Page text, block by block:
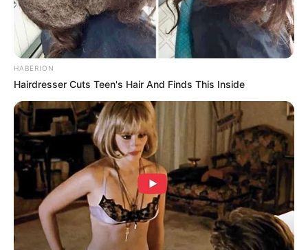
Satu contoh kekuatannya yang sering digunakan yaitu untuk
memotong bagian tubuh. Kekuatan tersebut bisa menemukan titik
lemah dari musuhnya.
11. Hanami
HABERION
Hairdresser Cuts Teen's Hair And Finds This Inside